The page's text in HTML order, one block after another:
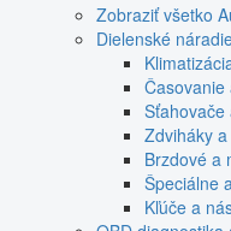
Zobraziť všetko
Dielenské
Časovanie
Zdviháky
Brzdové a
Špeciálne
Kľúče a